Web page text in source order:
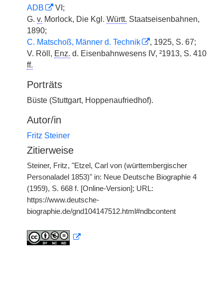
ADB
VI;
G. v. Morlock, Die Kgl. Württ. Staatseisenbahnen,
1890;
C. Matschoß, Männer d. Technik
, 1925, S. 67;
V. Röll, Enz. d. Eisenbahnwesens IV, ²1913, S. 410
ff.
Porträts
Büste (Stuttgart, Hoppenaufriedhof).
Autor/in
Fritz Steiner
Zitierweise
Steiner, Fritz, "Etzel, Carl von (württembergischer
Personaladel 1853)" in: Neue Deutsche Biographie 4
(1959), S. 668 f. [Online-Version]; URL:
https://www.deutsche-
biographie.de/gnd104147512.html#ndbcontent